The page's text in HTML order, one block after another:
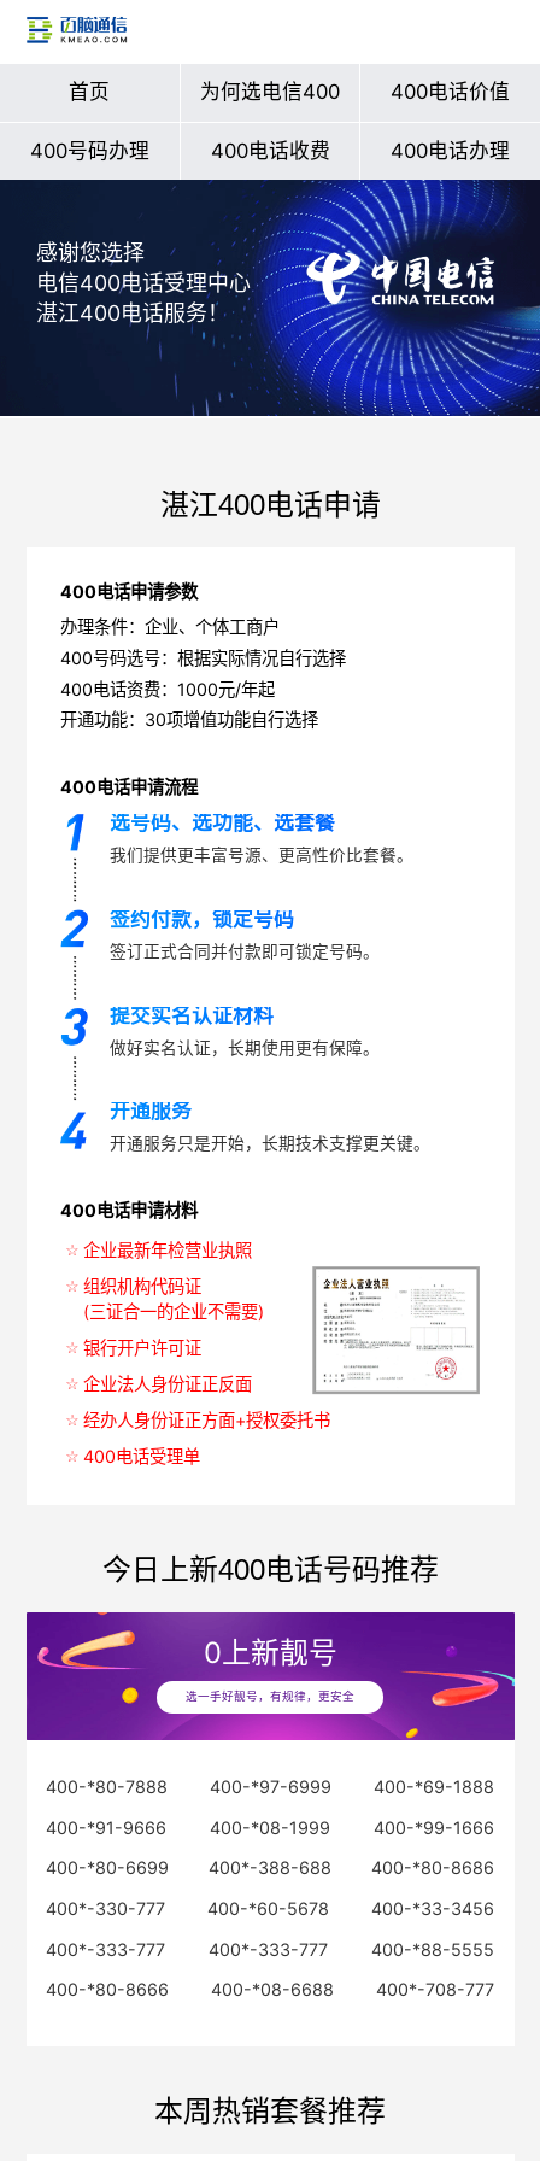
首页 为何选电信400 400电话价值
400号码办理 400电话收费 400电话办理
感谢您选择
电信400电话受理中心
湛江400电话服务！
湛江400电话申请
400电话申请参数
办理条件：企业、个体工商户
400号码选号：根据实际情况自行选择
400电话资费：1000元/年起
开通功能：30项增值功能自行选择
400电话申请流程
选号码、选功能、选套餐
我们提供更丰富号源、更高性价比套餐。
签约付款，锁定号码
签订正式合同并付款即可锁定号码。
提交实名认证材料
做好实名认证，长期使用更有保障。
开通服务
开通服务只是开始，长期技术支撑更关键。
400电话申请材料
企业最新年检营业执照
组织机构代码证
(三证合一的企业不需要)
银行开户许可证
企业法人身份证正反面
经办人身份证正方面+授权委托书
400电话受理单
今日上新400电话号码推荐
0上新靓号
选一手好靓号，有规律，更安全
400-*80-7888 400-*97-6999
400-*69-1888
400-*91-9666
400-*08-1999
400-*99-1666
400-*80-6699
400*-388-688
400-*80-8686
400*-330-777
400-*60-5678
400-*33-3456
400*-333-777
400*-333-777
400-*88-5555
400-*80-8666
400-*08-6688 400*-708-777
本周热销套餐推荐